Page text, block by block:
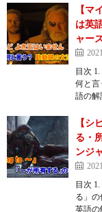
【マ
は英
ャー
目次
何と言
語の
【シ
る・
ンジ
目次
る」の
英語